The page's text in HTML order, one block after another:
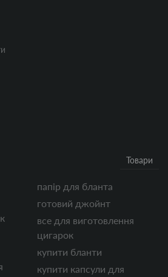
Товари
папір для бланта
готовий джойнт
все для виготовлення
цигарок
купити бланти
купити капсули для